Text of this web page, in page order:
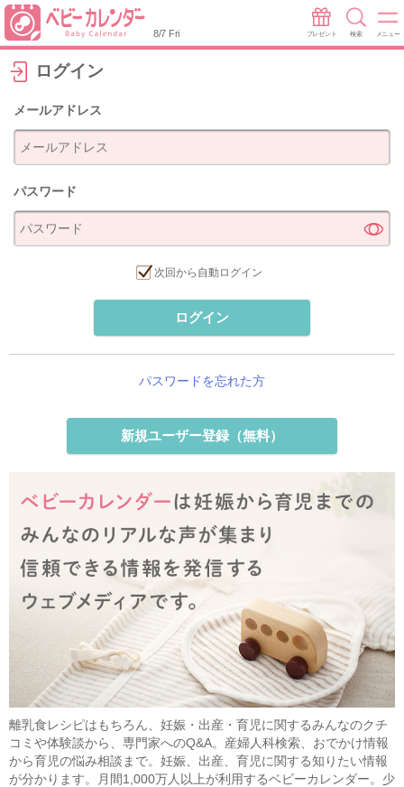
8/7 Fri プレゼント 検索 メニュー
ログイン
メールアドレス
パスワード
次回から自動ログイン
ログイン
パスワードを忘れた方
新規ユーザー登録（無料）
離乳食レシピはもちろん、妊娠・出産・育児に関するみんなのクチ
コミや体験談から、専門家へのQ&A。産婦人科検索、おでかけ情報
から育児の悩み相談まで。妊娠、出産、育児に関する知りたい情報
が分かります。月間1,000万人以上が利用するベビーカレンダー。少